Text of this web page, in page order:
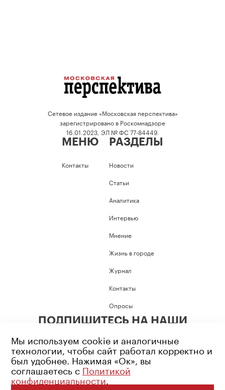
Сетевое издание «Московская перспектива»
зарегистрировано в Роскомнадзоре
16.01.2023, ЭЛ № ФС 77-84449.
МЕНЮ
Контакты
РАЗДЕЛЫ
Новости
Статьи
Аналитика
Интервью
Мнение
Жизнь в городе
Журнал
Контакты
Опросы
ПОДПИШИТЕСЬ НА НАШИ
Возрастное ограничение: 16+
Мы используем cookie и аналогичные
технологии, чтобы сайт работал корректно и
был удобнее. Нажимая «Ок», вы
соглашаетесь с Политикой
конфиденциальности.